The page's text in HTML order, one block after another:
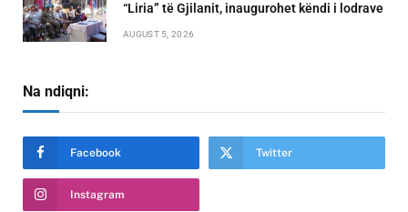
“Liria” të Gjilanit, inaugurohet këndi i lodrave
AUGUST 5, 2026
Na ndiqni:
Facebook Twitter
Instagram